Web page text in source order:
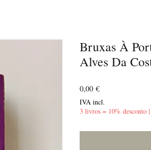
Bruxas À
Alves Da
0,00 €Preço
IVA incl.
3 livros = 10% desconto